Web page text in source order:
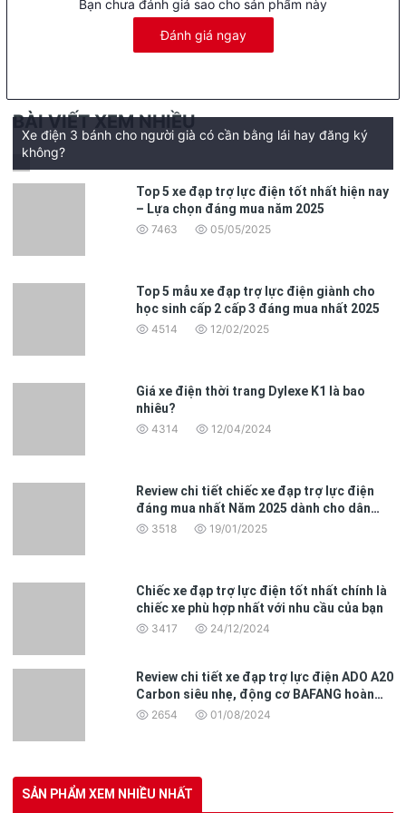
NEW CREA mang đến sự độc đáo với vành đúc và hệ thống
phanh đĩa phía trước. Điều này đảm bảo khả năng phanh mạnh
mẽ và an toàn trên mọi tình huống đường phố.
Lốp Không Xăm Cho Mọi Địa Hình:
Với lốp không xăm, bạn sẽ tự tin vượt qua mọi địa hình đường phố
và khắc phục những khó khăn trên đường đi.
Đồng Hồ Điện Tử Tiện Lợi:
Đồng hồ điện tử hiển thị thông tin tốc độ và đồng hồ một cách rõ
ràng, giúp bạn kiểm soát xe một cách dễ dàng.
Bạn chưa đánh giá sao cho sản phẩm này
Đánh giá ngay
BÀI VIẾT XEM NHIỀU
Xe điện 3 bánh cho người già có cần bằng lái hay đăng ký
không?
Top 5 xe đạp trợ lực điện tốt nhất hiện nay
– Lựa chọn đáng mua năm 2025
7463 05/05/2025
Top 5 mẫu xe đạp trợ lực điện giành cho
học sinh cấp 2 cấp 3 đáng mua nhất 2025
4514 12/02/2025
Giá xe điện thời trang Dylexe K1 là bao
nhiêu?
4314 12/04/2024
Review chi tiết chiếc xe đạp trợ lực điện
đáng mua nhất Năm 2025 dành cho dân
văn phòng
3518 19/01/2025
Chiếc xe đạp trợ lực điện tốt nhất chính là
chiếc xe phù hợp nhất với nhu cầu của bạn
3417 24/12/2024
Review chi tiết xe đạp trợ lực điện ADO A20
Carbon siêu nhẹ, động cơ BAFANG hoàn
toàn mới
2654 01/08/2024
SẢN PHẨM XEM NHIỀU NHẤT